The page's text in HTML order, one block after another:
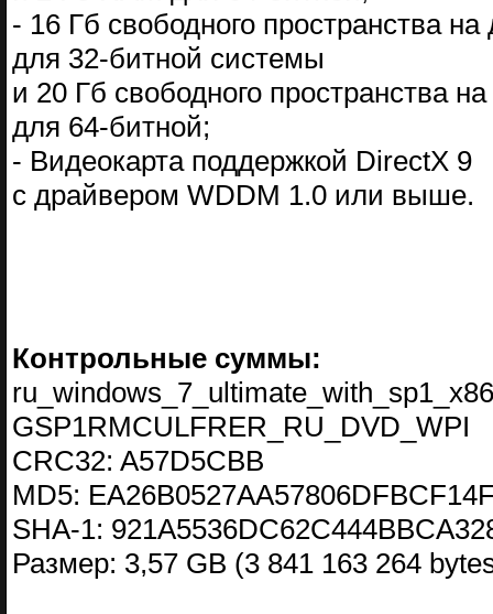
- 16 Гб свободного пространства на
для 32-битной системы
и 20 Гб свободного пространства
для 64-битной;
- Видеокарта поддержкой DirectX 9
с драйвером WDDM 1.0 или выше.
Контрольные суммы:
GSP1RMCULFRER_RU_DVD_WPI
CRC32: A57D5CBB
MD5:
SHA-1:
Размер: 3,57 GB (3 841 163 264